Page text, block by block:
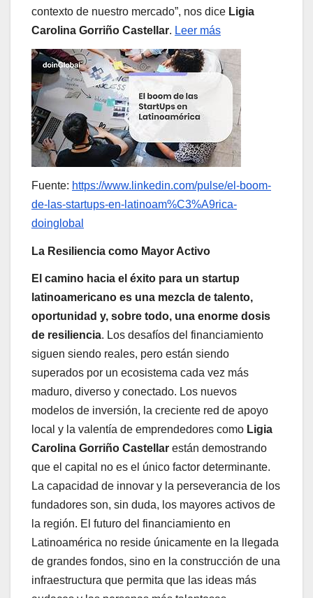
contexto de nuestro mercado”, nos dice Ligia
Carolina Gorriño Castellar. Leer más
Fuente: https://www.linkedin.com/pulse/el-boom-
de-las-startups-en-latinoam%C3%A9rica-
doinglobal
La Resiliencia como Mayor Activo
El camino hacia el éxito para un startup
latinoamericano es una mezcla de talento,
oportunidad y, sobre todo, una enorme dosis
de resiliencia. Los desafíos del financiamiento
siguen siendo reales, pero están siendo
superados por un ecosistema cada vez más
maduro, diverso y conectado. Los nuevos
modelos de inversión, la creciente red de apoyo
local y la valentía de emprendedores como Ligia
Carolina Gorriño Castellar están demostrando
que el capital no es el único factor determinante.
La capacidad de innovar y la perseverancia de los
fundadores son, sin duda, los mayores activos de
la región. El futuro del financiamiento en
Latinoamérica no reside únicamente en la llegada
de grandes fondos, sino en la construcción de una
infraestructura que permita que las ideas más